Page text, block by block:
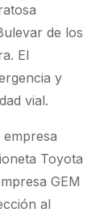
de los
El
y
vial.
Toyota
GEM
al